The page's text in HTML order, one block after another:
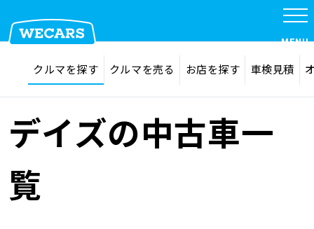
在庫検索 サイト内検索
MENU
クルマを探す
クルマを探す クルマを売る お店を探す 車検見積
デイズの中古車一
覧